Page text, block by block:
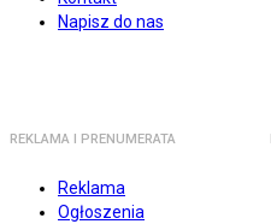
Napisz do nas
REKLAMA I PRENUMERATA
Reklama
Ogłoszenia